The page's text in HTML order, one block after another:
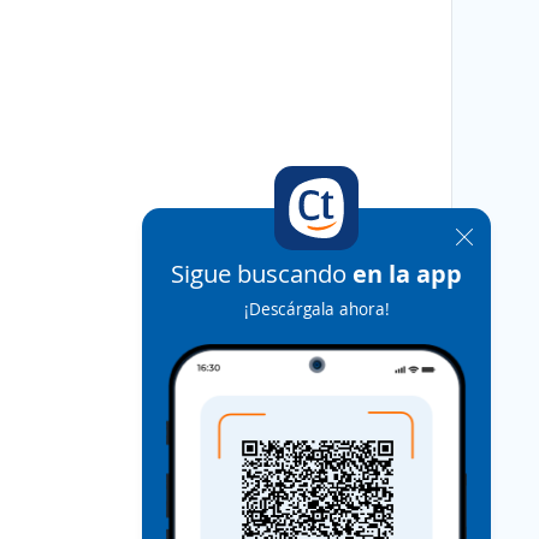
Sigue buscando en la app
¡Descárgala ahora!